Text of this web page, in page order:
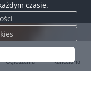
Ogłoszenia Kancelaria
czasie.